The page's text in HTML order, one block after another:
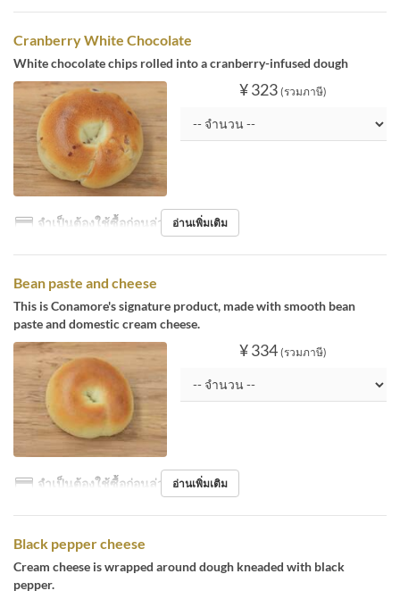
Cranberry White Chocolate
White chocolate chips rolled into a cranberry-infused dough
¥ 323 (รวมภาษี)
จำเป็นต้องใช้ซื้อก่อนล่วงหน้าอ่านเพิ่มเติม
Bean paste and cheese
This is Conamore's signature product, made with smooth bean
paste and domestic cream cheese.
¥ 334 (รวมภาษี)
จำเป็นต้องใช้ซื้อก่อนล่วงหน้าอ่านเพิ่มเติม
Black pepper cheese
Cream cheese is wrapped around dough kneaded with black
pepper.